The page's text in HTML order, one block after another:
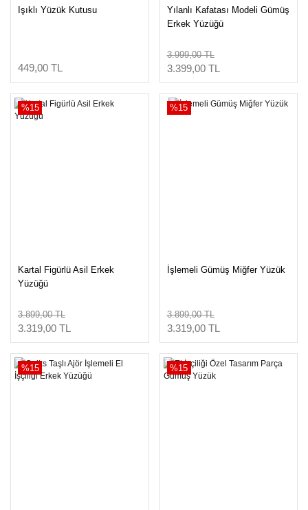
Işıklı Yüzük Kutusu
449,00 TL
Yılanlı Kafatası Modeli Gümüş
Erkek Yüzüğü
3.999,00 TL
3.399,00 TL
%15
Kartal Figürlü Asil Erkek
Yüzüğü
3.899,00 TL
3.319,00 TL
%15
İşlemeli Gümüş Miğfer Yüzük
3.899,00 TL
3.319,00 TL
%15 %15